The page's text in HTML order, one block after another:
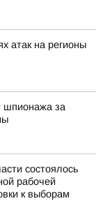
атак на регионы
шпионажа за
состоялось
рабочей
к выборам